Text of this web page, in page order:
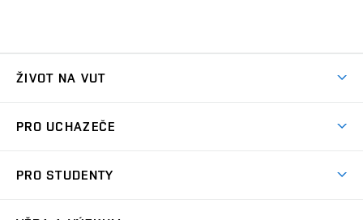
ŽIVOT NA VUT
Koleje
PRO UCHAZEČE
PRO STUDENTY